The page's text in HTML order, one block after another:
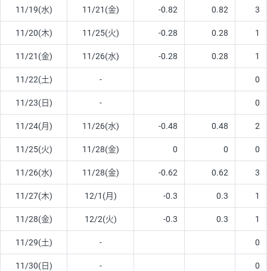
11/19(水) 11/21(金) -0.82 0.82 3
11/20(木) 11/25(火) -0.28 0.28 1
11/21(金) 11/26(水) -0.28 0.28 1
11/22(土) - 0
11/23(日) - 0
11/24(月) 11/26(水) -0.48 0.48 2
11/25(火) 11/28(金) 0 0 0
11/26(水) 11/28(金) -0.62 0.62 3
11/27(木) 12/1(月) -0.3 0.3 1
11/28(金) 12/2(火) -0.3 0.3 1
11/29(土) - 0
11/30(日) - 0